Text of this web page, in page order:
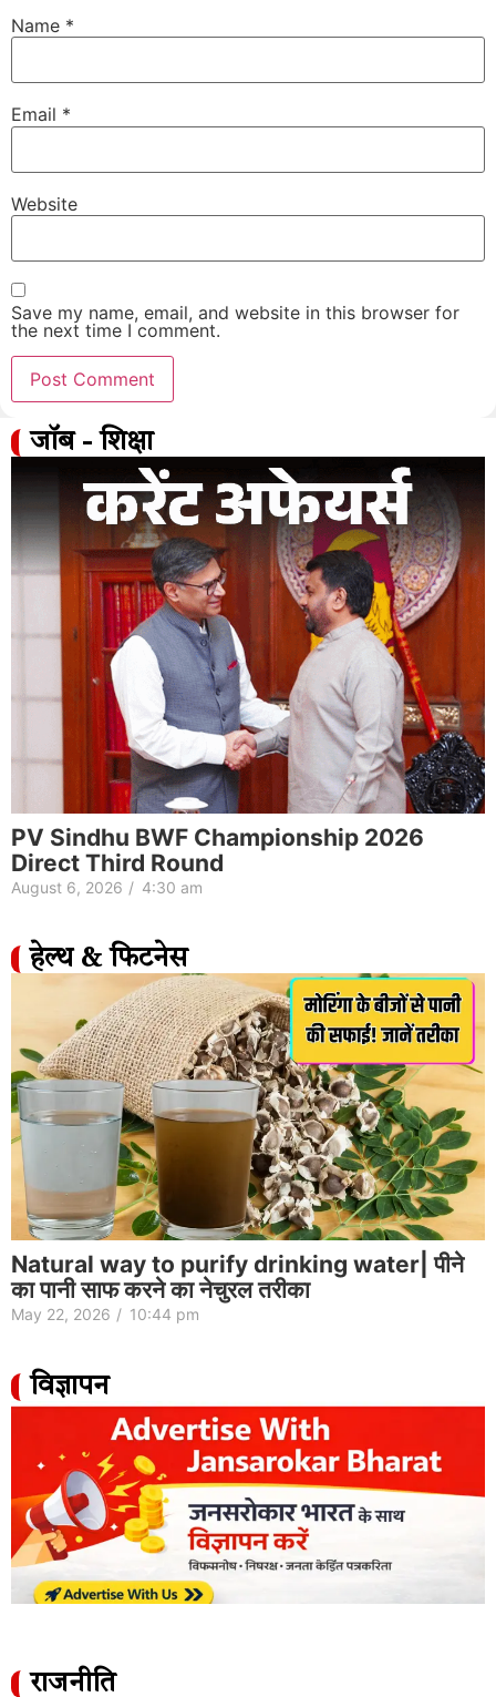
Name *
Email *
Website
Save my name, email, and website in this browser for
the next time I comment.
जॉब - शिक्षा
PV Sindhu BWF Championship 2026
Direct Third Round
August 6, 2026 / 4:30 am
हेल्थ & फिटनेस
Natural way to purify drinking water| पीने
का पानी साफ करने का नेचुरल तरीका
May 22, 2026 / 10:44 pm
विज्ञापन
राजनीति